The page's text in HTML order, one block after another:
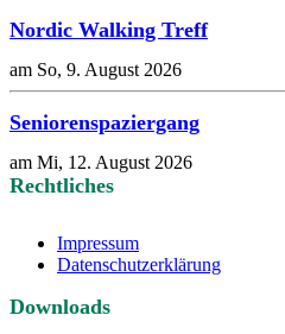
Nordic Walking Treff
am So, 9. August 2026
Seniorenspaziergang
am Mi, 12. August 2026
Rechtliches
Impressum
Datenschutzerklärung
Downloads